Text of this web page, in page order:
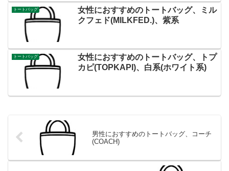
トートバッグ
女性におすすめのトートバッグ、ミル
クフェド(MILKFED.)、紫系
トートバッグ
女性におすすめのトートバッグ、トプ
カピ(TOPKAPI)、白系(ホワイト系)
男性におすすめのトートバッグ、コーチ
(COACH)